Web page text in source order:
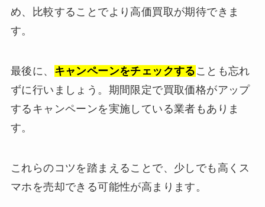
め、比較することでより高価買取が期待できま
す。
最後に、 キャンペーンをチェックする ことも忘れ
ずに行いましょう。期間限定で買取価格がアップ
するキャンペーンを実施している業者もありま
す。
これらのコツを踏まえることで、少しでも高くス
マホを売却できる可能性が高まります。